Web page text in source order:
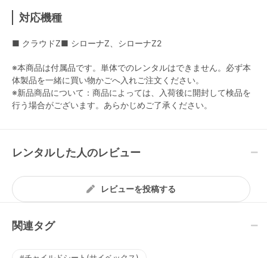
対応機種
■ クラウドZ■ シローナZ、シローナZ2
※本商品は付属品です。単体でのレンタルはできません。必ず本
体製品を一緒に買い物かごへ入れご注文ください。
※新品商品について：商品によっては、入荷後に開封して検品を
行う場合がございます。あらかじめご了承ください。
レンタルした人のレビュー
レビューを投稿する
関連タグ